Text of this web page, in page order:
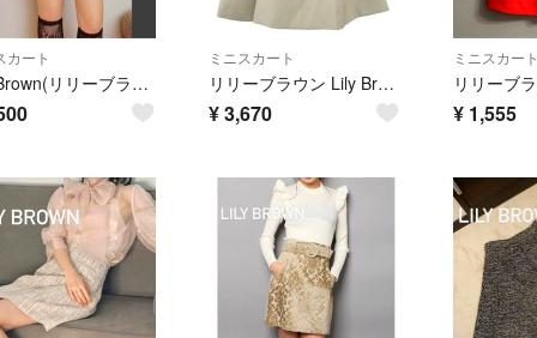
カート
Lily Brown(リリーブラウン)× Dickies(ディッキーズ)スカート
ミニスカート
リリーブラウン Lily Brown ダブルボタン フレア スカート ミニ
¥3,670
ミニスカート
¥ 1,555